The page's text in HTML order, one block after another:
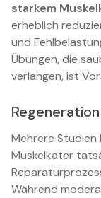
starkem
erheblich
und
Übungen, die
verlangen, ist
Mehrere Studien
Muskelkater
Während